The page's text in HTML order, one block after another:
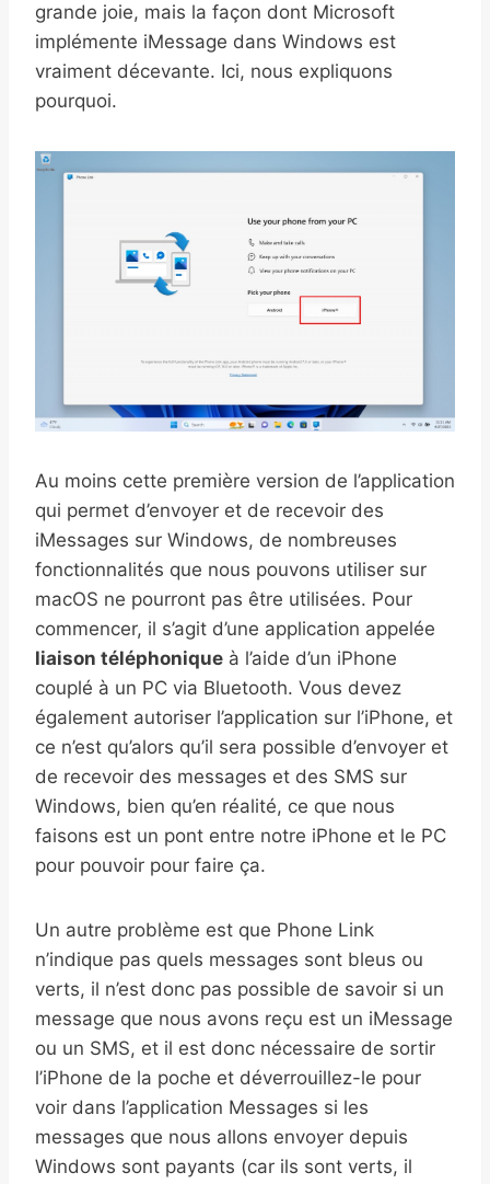
grande joie, mais la façon dont Microsoft
implémente iMessage dans Windows est
vraiment décevante. Ici, nous expliquons
pourquoi.
Au moins cette première version de l’application
qui permet d’envoyer et de recevoir des
iMessages sur Windows, de nombreuses
fonctionnalités que nous pouvons utiliser sur
macOS ne pourront pas être utilisées. Pour
commencer, il s’agit d’une application appelée
liaison téléphonique à l’aide d’un iPhone
couplé à un PC via Bluetooth. Vous devez
également autoriser l’application sur l’iPhone, et
ce n’est qu’alors qu’il sera possible d’envoyer et
de recevoir des messages et des SMS sur
Windows, bien qu’en réalité, ce que nous
faisons est un pont entre notre iPhone et le PC
pour pouvoir pour faire ça.
Un autre problème est que Phone Link
n’indique pas quels messages sont bleus ou
verts, il n’est donc pas possible de savoir si un
message que nous avons reçu est un iMessage
ou un SMS, et il est donc nécessaire de sortir
l’iPhone de la poche et déverrouillez-le pour
voir dans l’application Messages si les
messages que nous allons envoyer depuis
Windows sont payants (car ils sont verts, il